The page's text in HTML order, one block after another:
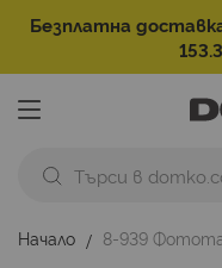
Безплатна
Начало
8-939